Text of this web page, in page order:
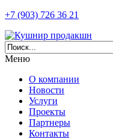
+7 (903) 726 36 21
Меню
О компании
Новости
Услуги
Проекты
Партнеры
Контакты